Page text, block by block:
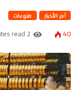
آخر الأخبار منوعات
40
2 minutes read